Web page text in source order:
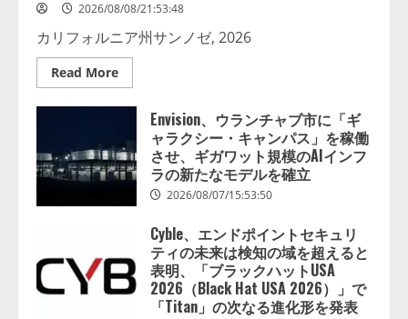
2026/08/08/21:53:48
カリフォルニア州サンノゼ, 2026
Read MoreRead
more
KOWIN、
で
ス
ト
ジ
全
ラ
イ
ン
Envision、ウランチャブ市に「ギ
ャラクシー・キャンパス」を稼働
させ、ギガワット規模のAIインフ
ラの新たなモデルを確立
2026/08/07/15:53:50
Cyble、エンドポイントセキュリ
ティの未来は検知の域を超えると
表明、「ブラックハットUSA
2026（Black Hat USA 2026）」で
「Titan」の次なる進化形を発表